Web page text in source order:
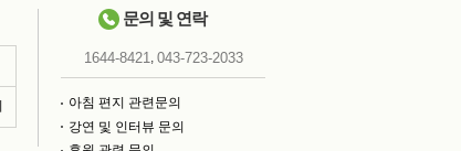
문의 및 연락
1644-8421 043-723-2033
아침 편지 관련문의
강연 및 인터뷰 문의